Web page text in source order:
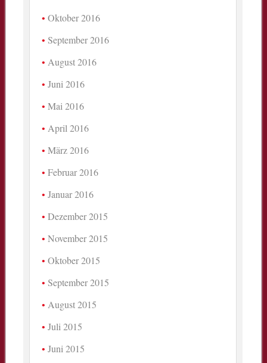
Oktober 2016
September 2016
August 2016
Juni 2016
Mai 2016
April 2016
März 2016
Februar 2016
Januar 2016
Dezember 2015
November 2015
Oktober 2015
September 2015
August 2015
Juli 2015
Juni 2015